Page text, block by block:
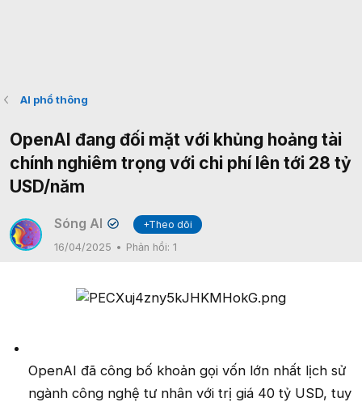
AI phổ thông
OpenAI đang đối mặt với khủng hoảng tài
chính nghiêm trọng với chi phí lên tới 28 tỷ
USD/năm
Sóng AI ✔
+Theo dõi
16/04/2025
Phản hồi: 1
OpenAI đã công bố khoản gọi vốn lớn nhất lịch sử
ngành công nghệ tư nhân với trị giá 40 tỷ USD, tuy